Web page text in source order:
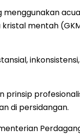
mentah
prinsip
di persidangan.